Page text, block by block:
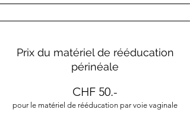
Prix du matériel de rééducation
périnéale
CHF 50.-
pour le matériel de rééducation par voie vaginale